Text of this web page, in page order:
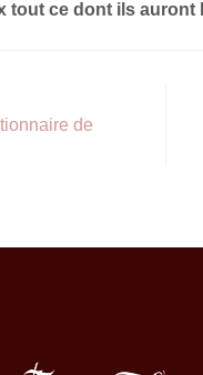
tout ce dont ils auront
de